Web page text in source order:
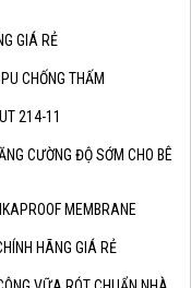
GIÁ RẺ
CHỐNG THẤM
214-11
CƯỜNG ĐỘ SỚM CHO BÊ
MEMBRANE
HÃNG GIÁ RẺ